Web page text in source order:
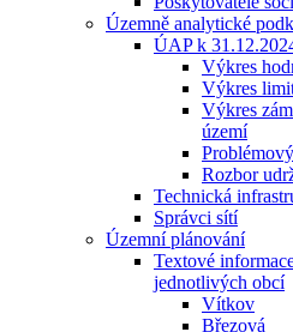
Územně analytické
ÚAP k
Výkres
Výkres
Výkres
území
Rozbor
Technická
Správci sítí
Územní plánování
Textové
jednotlivých obcí
Vítkov
Březová